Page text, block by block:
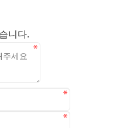
니다.